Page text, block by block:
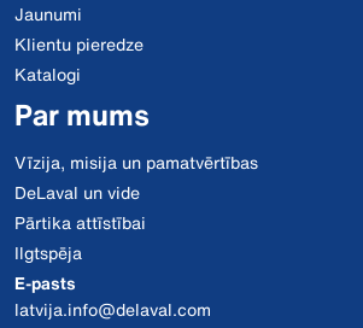
Jaunumi
Klientu pieredze
Katalogi
Par mums
Vīzija, misija un pamatvērtības
DeLaval un vide
Pārtika attīstībai
Ilgtspēja
E-pasts
latvija.info@delaval.com